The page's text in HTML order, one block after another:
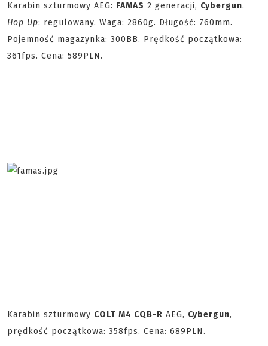
Karabin szturmowy AEG: FAMAS 2 generacji, Cybergun.
Hop Up: regulowany. Waga: 2860g. Długość: 760mm.
Pojemność magazynka: 300BB. Prędkość początkowa:
361fps. Cena: 589PLN.
Karabin szturmowy COLT M4 CQB-R AEG, Cybergun,
prędkość początkowa: 358fps. Cena: 689PLN.